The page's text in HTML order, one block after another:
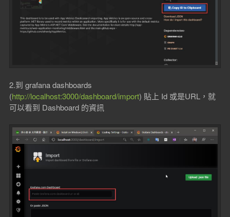
2.到 grafana dashboards
(http://localhost:3000/dashboard/import) 貼上 Id 或是URL，就
可以看到 Dashboard 的資訊